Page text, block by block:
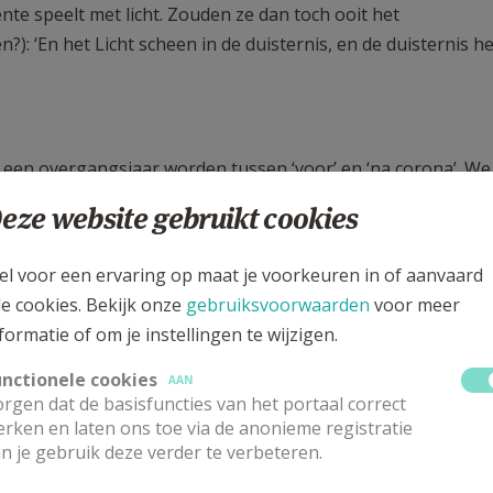
speelt met licht. Zouden ze dan toch ooit het
‘En het Licht scheen in de duisternis, en de duisternis
overgangsjaar worden tussen ‘voor’ en ‘na corona’.
naar het gewone leven zal maar stap voor stap gebeuren,
elkaar te kunnen omarmen, een knuffel te kunnen geven.
zingen en bidden, bij elkaar op bezoek gaan. We wensen
we rustig samen afscheid mogen nemen van hen die
revalideert, moed aan wie gebroken is.
niet vergeten wat het vorige blad vertelde, je neemt
wat onverwachte wendingen komen! Moge 2021 een
Moge Gods zegen over ons komen. En hoe
website gebruikt cookies
voor een ervaring op maat je voorkeuren in of aanvaard
cookies. Bekijk onze gebruiksvoorwaarden voor meer
of om je instellingen te wijzigen.
cookies
AAN
dat de basisfuncties van het portaal correct
en laten ons toe via de anonieme registratie
je gebruik deze verder te verbeteren.